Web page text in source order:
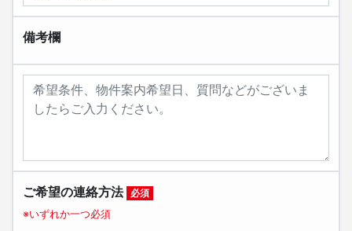
備考欄
ご希望の連絡方法
必須
※いずれか一つ必須